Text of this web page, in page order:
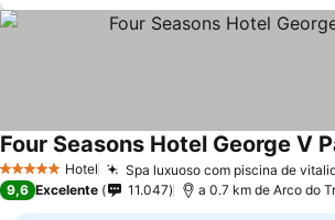
5 Estrelas Hotel Spa luxuoso com piscina de
Four Seasons Hotel George V
9,6 Excelente 11.047 a 0.7 km de Arco do